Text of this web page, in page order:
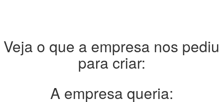
Veja o que a empresa nos pediu
para criar:
A empresa queria: